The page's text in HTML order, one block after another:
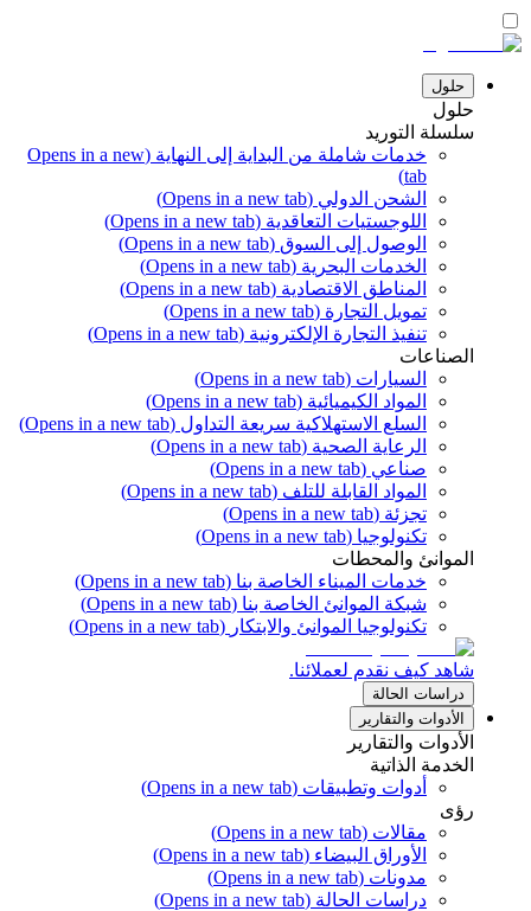
حلول
حلول
سلسلة التوريد
خدمات شاملة من البداية إلى النهاية (Opens in a new
tab)
الشحن الدولي (Opens in a new tab)
اللوجستيات التعاقدية (Opens in a new tab)
الوصول إلى السوق (Opens in a new tab)
الخدمات البحرية (Opens in a new tab)
المناطق الاقتصادية (Opens in a new tab)
تمويل التجارة (Opens in a new tab)
تنفيذ التجارة الإلكترونية (Opens in a new tab)
الصناعات
السيارات (Opens in a new tab)
المواد الكيميائية (Opens in a new tab)
السلع الاستهلاكية سريعة التداول (Opens in a new tab)
الرعاية الصحية (Opens in a new tab)
صناعي (Opens in a new tab)
المواد القابلة للتلف (Opens in a new tab)
تجزئة (Opens in a new tab)
تكنولوجيا (Opens in a new tab)
الموانئ والمحطات
خدمات الميناء الخاصة بنا (Opens in a new tab)
شبكة الموانئ الخاصة بنا (Opens in a new tab)
تكنولوجيا الموانئ والابتكار (Opens in a new tab)
شاهد كيف نقدم لعملائنا.
دراسات الحالة
الأدوات والتقارير
الأدوات والتقارير
الخدمة الذاتية
أدوات وتطبيقات (Opens in a new tab)
رؤى
مقالات (Opens in a new tab)
الأوراق البيضاء (Opens in a new tab)
مدونات (Opens in a new tab)
دراسات الحالة (Opens in a new tab)